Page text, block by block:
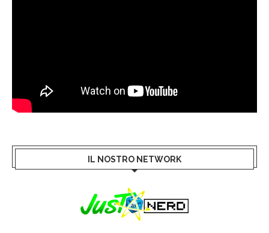
IL NOSTRO NETWORK